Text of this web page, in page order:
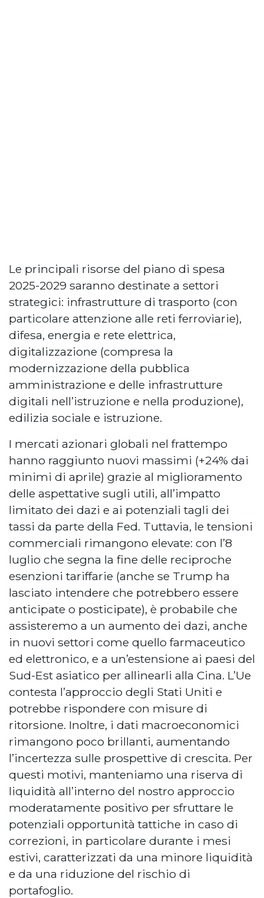
Le principali risorse del piano di spesa
2025-2029 saranno destinate a settori
strategici: infrastrutture di trasporto (con
particolare attenzione alle reti ferroviarie),
difesa, energia e rete elettrica,
digitalizzazione (compresa la
modernizzazione della pubblica
amministrazione e delle infrastrutture
digitali nell’istruzione e nella produzione),
edilizia sociale e istruzione.
I mercati azionari globali nel frattempo
hanno raggiunto nuovi massimi (+24% dai
minimi di aprile) grazie al miglioramento
delle aspettative sugli utili, all’impatto
limitato dei dazi e ai potenziali tagli dei
tassi da parte della Fed. Tuttavia, le tensioni
commerciali rimangono elevate: con l’8
luglio che segna la fine delle reciproche
esenzioni tariffarie (anche se Trump ha
lasciato intendere che potrebbero essere
anticipate o posticipate), è probabile che
assisteremo a un aumento dei dazi, anche
in nuovi settori come quello farmaceutico
ed elettronico, e a un’estensione ai paesi del
Sud-Est asiatico per allinearli alla Cina. L’Ue
contesta l’approccio degli Stati Uniti e
potrebbe rispondere con misure di
ritorsione. Inoltre, i dati macroeconomici
rimangono poco brillanti, aumentando
l’incertezza sulle prospettive di crescita. Per
questi motivi, manteniamo una riserva di
liquidità all’interno del nostro approccio
moderatamente positivo per sfruttare le
potenziali opportunità tattiche in caso di
correzioni, in particolare durante i mesi
estivi, caratterizzati da una minore liquidità
e da una riduzione del rischio di
portafoglio.